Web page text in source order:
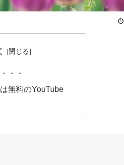
・・
無料のYouTube